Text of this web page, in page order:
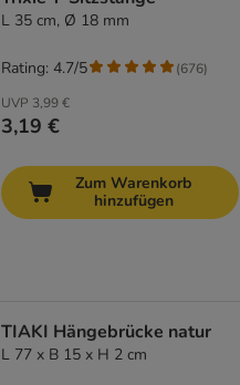
L 35 cm, Ø 18 mm
UVP 3,99 €
3,19 €
Rating: 4.7/5 (676)
Zum Warenkorb
hinzufügen
TIAKI Hängebrücke natur
L 77 x B 15 x H 2 cm